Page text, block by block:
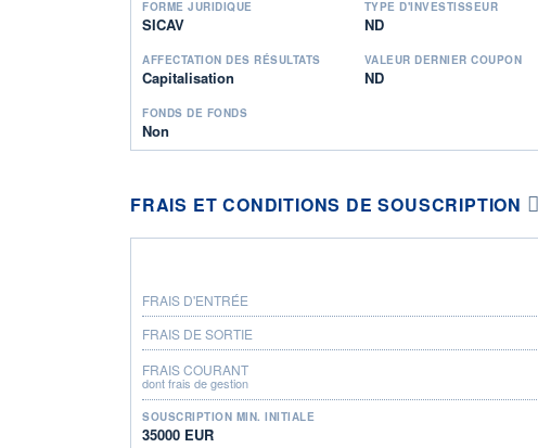
FORME JURIDIQUE
SICAV
TYPE D'INVESTISSEUR
ND
AFFECTATION DES RÉSULTATS
Capitalisation
VALEUR DERNIER COUPON
ND
FONDS DE FONDS
Non
FRAIS ET CONDITIONS DE SOUSCRIPTION
FRAIS D'ENTRÉE
FRAIS DE SORTIE
FRAIS COURANT
dont frais de gestion
SOUSCRIPTION MIN. INITIALE
35000 EUR